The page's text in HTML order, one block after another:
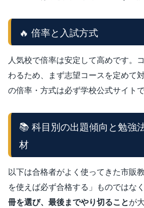
🔥 倍率と入試方式
人気校で倍率は安定して高めです。
わるため、まず志望コースを定めて
の倍率・方式は必ず学校公式サイト
📚 科目別の出題傾向と勉強
材
以下は合格者がよく使ってきた市販
を使えば必ず合格する」ものではなく
冊を選び、最後までやり切ることが